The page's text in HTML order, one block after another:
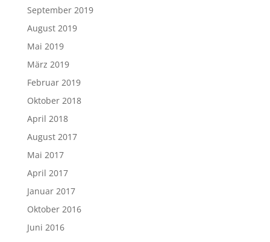
September 2019
August 2019
Mai 2019
März 2019
Februar 2019
Oktober 2018
April 2018
August 2017
Mai 2017
April 2017
Januar 2017
Oktober 2016
Juni 2016